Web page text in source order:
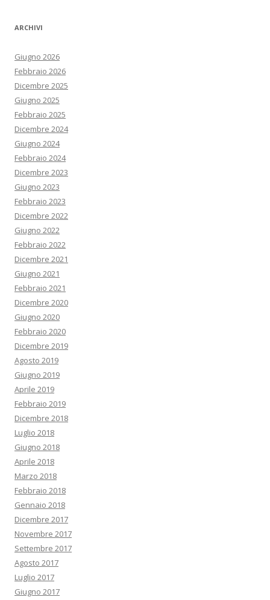
ARCHIVI
Giugno 2026
Febbraio 2026
Dicembre 2025
Giugno 2025
Febbraio 2025
Dicembre 2024
Giugno 2024
Febbraio 2024
Dicembre 2023
Giugno 2023
Febbraio 2023
Dicembre 2022
Giugno 2022
Febbraio 2022
Dicembre 2021
Giugno 2021
Febbraio 2021
Dicembre 2020
Giugno 2020
Febbraio 2020
Dicembre 2019
Agosto 2019
Giugno 2019
Aprile 2019
Febbraio 2019
Dicembre 2018
Luglio 2018
Giugno 2018
Aprile 2018
Marzo 2018
Febbraio 2018
Gennaio 2018
Dicembre 2017
Novembre 2017
Settembre 2017
Agosto 2017
Luglio 2017
Giugno 2017